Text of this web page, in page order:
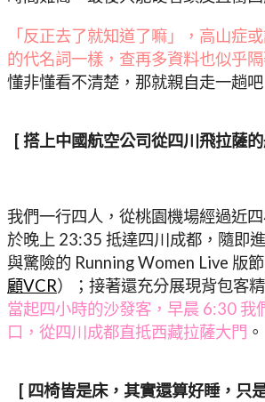
「反正去了就知道了嘛」，高山症
的代名詞一樣，查再多資料也似乎
懂非懂看不清楚，那就親自走一趟吧
[ 搭上中國航空公司從四川飛拉薩
我們一行四人，從桃園機場經過近
於晚上 23:35 抵達四川成都，隨即
與驚險的 Running Women Live 版
顧VCR）；接著還充分展現背包客精
當起四小時的沙發客，早晨 6:30 我
口，從四川成都直抵西藏拉薩大門 。
[ 四椅皆是床，其實還算好睡，只